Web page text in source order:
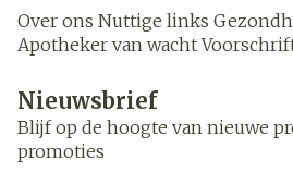
Over ons Nuttige links
Apotheker van wacht
Nieuwsbrief
Blijf op de hoogte van nieuwe
promoties